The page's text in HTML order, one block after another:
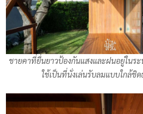
ชายคาที่ยื่นยาวป้องกันแสงและฝนอยู่ในระ
ใช้เป็นที่นั่งเล่นรับลมแบบใกล้ชิ